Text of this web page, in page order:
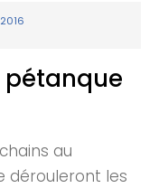
pétanque
au
dérouleront les